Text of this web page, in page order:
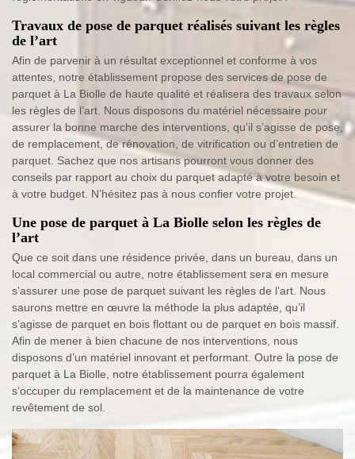
Travaux de pose de parquet réalisés suivant les règles
de l’art
Afin de parvenir à un résultat exceptionnel et conforme à vos
attentes, notre établissement propose des services de pose de
parquet à La Biolle de haute qualité et réalisera des travaux selon
les règles de l’art. Nous disposons du matériel nécessaire pour
assurer la bonne marche des interventions, qu’il s’agisse de pose,
de remplacement, de rénovation, de vitrification ou d’entretien de
parquet. Sachez que nos artisans pourront vous donner des
conseils par rapport au choix du parquet adapté à votre besoin et
à votre budget. N’hésitez pas à nous confier votre projet.
Une pose de parquet à La Biolle selon les règles de
l’art
Que ce soit dans une résidence privée, dans un bureau, dans un
local commercial ou autre, notre établissement sera en mesure
s’assurer une pose de parquet suivant les règles de l’art. Nous
saurons mettre en œuvre la méthode la plus adaptée, qu’il
s’agisse de parquet en bois flottant ou de parquet en bois massif.
Afin de mener à bien chacune de nos interventions, nous
disposons d’un matériel innovant et performant. Outre la pose de
parquet à La Biolle, notre établissement pourra également
s’occuper du remplacement et de la maintenance de votre
revêtement de sol.